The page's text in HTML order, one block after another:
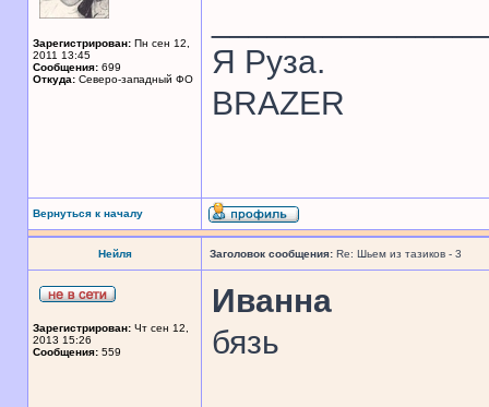
Зарегистрирован: Пн сен 12,
2011 13:45
Сообщения: 699
Откуда: Северо-западный ФО
Я Руза.
BRAZER
Вернуться к началу
Нейля Заголовок сообщения: Re: Шьем из тазиков - 3
Зарегистрирован: Чт сен 12,
2013 15:26
Сообщения: 559
Иванна
бязь